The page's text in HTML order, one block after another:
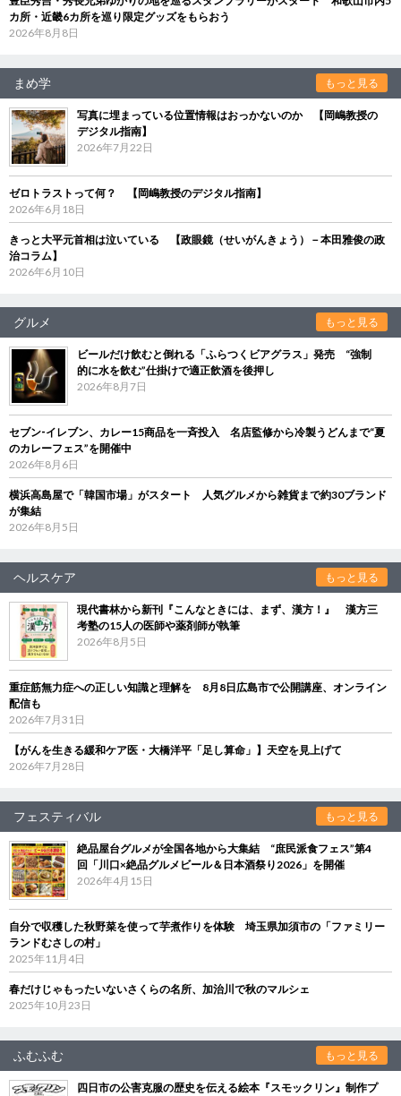
カ所・近畿6カ所を巡り限定グッズをもらおう
2026年8月8日
まめ学 もっと見る
写真に埋まっている位置情報はおっかないのか 【岡嶋教授の
デジタル指南】
2026年7月22日
ゼロトラストって何？ 【岡嶋教授のデジタル指南】
2026年6月18日
きっと大平元首相は泣いている 【政眼鏡（せいがんきょう）－本田雅俊の政
治コラム】
2026年6月10日
グルメ もっと見る
ビールだけ飲むと倒れる「ふらつくビアグラス」発売 “強制
的に水を飲む”仕掛けで適正飲酒を後押し
2026年8月7日
セブン‐イレブン、カレー15商品を一斉投入 名店監修から冷製うどんまで“夏
のカレーフェス”を開催中
2026年8月6日
横浜高島屋で「韓国市場」がスタート 人気グルメから雑貨まで約30ブランド
が集結
2026年8月5日
ヘルスケア もっと見る
現代書林から新刊『こんなときには、まず、漢方！』 漢方三
考塾の15人の医師や薬剤師が執筆
2026年8月5日
重症筋無力症への正しい知識と理解を 8月8日広島市で公開講座、オンライン
配信も
2026年7月31日
【がんを生きる緩和ケア医・大橋洋平「足し算命」】天空を見上げて
2026年7月28日
フェスティバル もっと見る
絶品屋台グルメが全国各地から大集結 “庶民派食フェス”第4
回「川口×絶品グルメビール＆日本酒祭り2026」を開催
2026年4月15日
自分で収穫した秋野菜を使って芋煮作りを体験 埼玉県加須市の「ファミリー
ランドむさしの村」
2025年11月4日
春だけじゃもったいないさくらの名所、加治川で秋のマルシェ
2025年10月23日
ふむふむ もっと見る
四日市の公害克服の歴史を伝える絵本『スモックリン』制作プ